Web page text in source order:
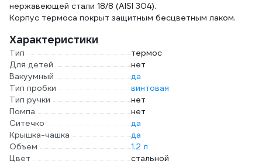
нержавеющей стали 18/8 (AISI 304).
Корпус термоса покрыт защитным бесцветным лаком.
Характеристики
Тип
термос
Для детей
нет
Вакуумный
да
Тип пробки
винтовая
Тип ручки
нет
Помпа
нет
Ситечко
да
Крышка-чашка
да
Объем
1.2 л
Цвет
стальной